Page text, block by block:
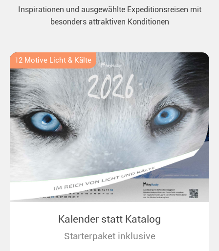
Inspirationen und ausgewählte Expeditionsreisen mit
besonders attraktiven Konditionen
12 Motive Licht & Kälte
Kalender statt Katalog
Starterpaket inklusive